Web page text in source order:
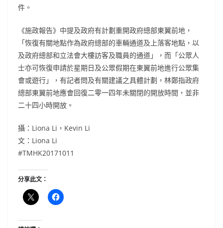
件。
《施政報告》中提及政府有計劃重開政府總部東翼前地，
「恢復有關地點作為政府總部的車輛通道及上落客地點，以
及政府總部和立法會大樓訪客及職員的通道」，而「公眾人
士亦可恢復申請於星期日及公眾假期在東翼前地進行公眾集
會或遊行」，有記者問及有關建議之具體計劃，林鄭指政府
總部東翼前地應會回復二零一四年未關閉的開放時間，並非
二十四小時開放。
攝：Liona Li，Kevin Li
文：Liona Li
#TMHK20171011
分享此文：